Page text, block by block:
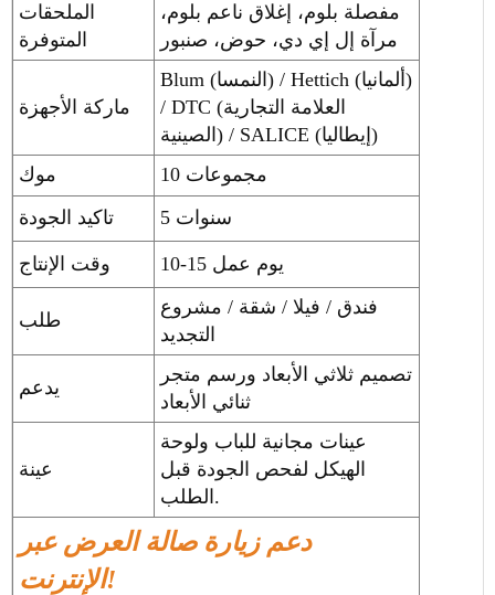
الملحقات
المتوفرة
مفصلة بلوم، إغلاق ناعم بلوم،
مرآة إل إي دي، حوض، صنبور
ماركة الأجهزة
Blum (النمسا) / Hettich (ألمانيا)
/ DTC (العلامة التجارية
الصينية) / SALICE (إيطاليا)
موك
10 مجموعات
تاكيد الجودة
5 سنوات
وقت الإنتاج 10-15 يوم عمل
طلب
فندق / فيلا / شقة / مشروع
يدعم
تصميم ثلاثي الأبعاد ورسم متجر
ثنائي الأبعاد
عينة
عينات مجانية للباب ولوحة
الهيكل لفحص الجودة قبل
الطلب.
دعم زيارة صالة العرض عبر
الإنترنت!